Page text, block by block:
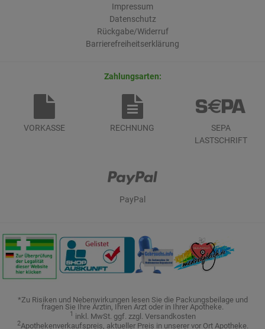
Impressum
Datenschutz
Rückgabe/Widerruf
Barrierefreiheitserklärung
Zahlungsarten:
VORKASSE RECHNUNG
SEPA
LASTSCHRIFT
PayPal
*Zu Risiken und Nebenwirkungen lesen Sie die Packungsbeilage und
fragen Sie Ihre Ärztin, Ihren Arzt oder in Ihrer Apotheke.
1 inkl. MwSt. ggf. zzgl. Versandkosten
2Apothekenverkaufspreis, aktueller Preis in unserer vor Ort Apotheke.